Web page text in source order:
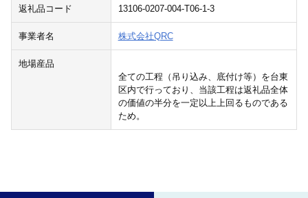
返礼品コード 13106-0207-004-T06-1-3
事業者名 株式会社QRC
地場産品
全ての工程（吊り込み、底付け等）を台東
区内で行っており、当該工程は返礼品全体
の価値の半分を一定以上上回るものである
ため。